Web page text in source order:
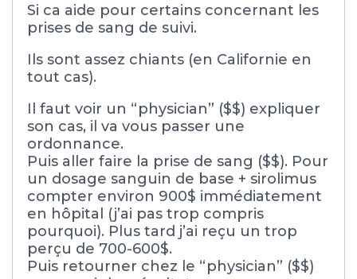
Si ca aide pour certains concernant les
prises de sang de suivi.
Ils sont assez chiants (en Californie en
tout cas).
Il faut voir un “physician” ($$) expliquer
son cas, il va vous passer une
ordonnance.
Puis aller faire la prise de sang ($$). Pour
un dosage sanguin de base + sirolimus
compter environ 900$ immédiatement
en hôpital (j’ai pas trop compris
pourquoi). Plus tard j’ai reçu un trop
perçu de 700-600$.
Puis retourner chez le “physician” ($$)